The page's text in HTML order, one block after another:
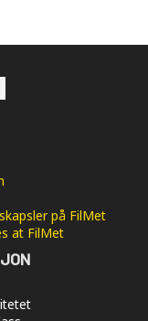
på FilMet
at FilMet